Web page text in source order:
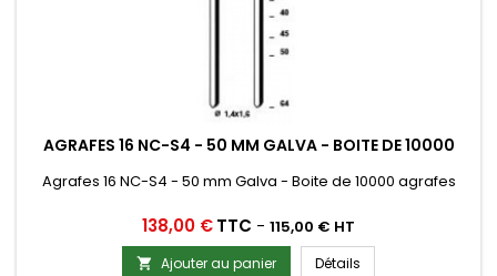
AGRAFES 16 NC-S4 - 50 MM GALVA - BOITE DE 10000
Agrafes 16 NC-S4 - 50 mm Galva - Boite de 10000 agrafes
Prix
138,00 €TTC - 115,00 € HT
 Ajouter au panier Détails